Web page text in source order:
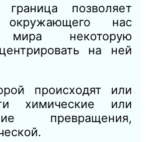
позволяет
нас
мира некоторую
на ней
происходят или
химические или
превращения,